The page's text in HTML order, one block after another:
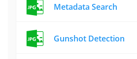
Metadata Search
Gunshot Detection